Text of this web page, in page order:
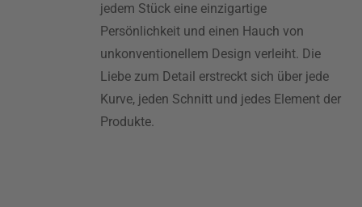
jedem Stück eine einzigartige
Persönlichkeit und einen Hauch von
unkonventionellem Design verleiht. Die
Liebe zum Detail erstreckt sich über jede
Kurve, jeden Schnitt und jedes Element der
Produkte.